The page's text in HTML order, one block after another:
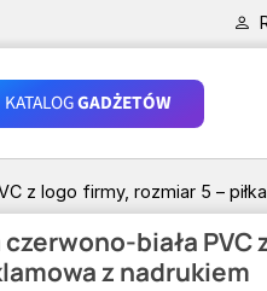
KATALOGGADŻETÓW
z logo firmy, rozmiar 5 –
czerwono-biała
z nadrukiem